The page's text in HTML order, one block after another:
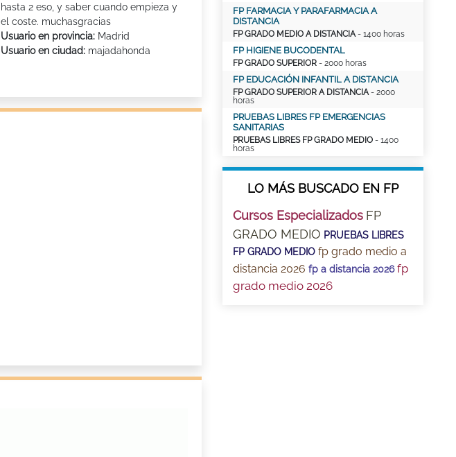
hasta 2 eso, y saber cuando empieza y
el coste. muchasgracias
Usuario en provincia:Madrid
Usuario en ciudad:majadahonda
FP FARMACIA Y PARAFARMACIA A
DISTANCIA
FP GRADO MEDIO A DISTANCIA- 1400 horas
FP HIGIENE BUCODENTAL
FP GRADO SUPERIOR - 2000 horas
FP EDUCACIÓN INFANTIL A DISTANCIA
FP GRADO SUPERIOR A DISTANCIA- 2000
horas
PRUEBAS LIBRES FP EMERGENCIAS
SANITARIAS
PRUEBAS LIBRES FP GRADO MEDIO - 1400
horas
LO MÁS BUSCADO EN FP
Cursos Especializados FP
GRADO MEDIO PRUEBAS LIBRES
FP GRADO MEDIO fp grado medio a
distancia 2026 fp a distancia 2026 fp
grado medio 2026